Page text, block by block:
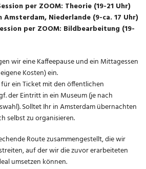
per ZOOM: Theorie (19-21 Uhr)
Niederlande (9-ca. 17 Uhr)
per ZOOM: Bildbearbeitung (19-
wir eine Kaffeepause und ein Mittagessen
Kosten) ein.
ein Ticket mit den öffentlichen
der Eintritt in ein Museum (je nach
Solltet Ihr in Amsterdam übernachten
selbst zu organisieren.
Route zusammengestellt, die wir
auf der wir die zuvor erarbeiteten
umsetzen können.